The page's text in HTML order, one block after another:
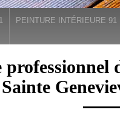
PEINTURE INTÉRIEURE 91
Sainte